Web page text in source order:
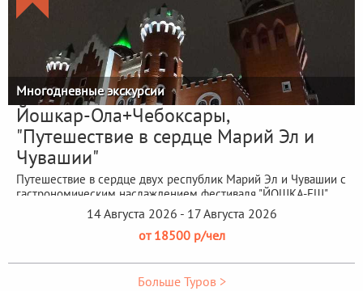
Многодневные экскурсии
Йошкар-Ола+Чебоксары,
"Путешествие в сердце Марий Эл и
Чувашии"
Путешествие в сердце двух республик Марий Эл и Чувашии с
гастрономическим наслаждением фестиваля "ЙОШКА-ЕШ"
14 Августа 2026 - 17 Августа 2026
от 18500 р/чел
Больше Туров >